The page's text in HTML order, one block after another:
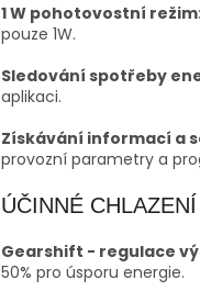
1 W pohotovostní
pouze 1W.
Sledování spotřeby
aplikaci.
Získávání informací a
provozní parametry a
ÚČINNÉ
Gearshift - regulace
50% pro úsporu energie.